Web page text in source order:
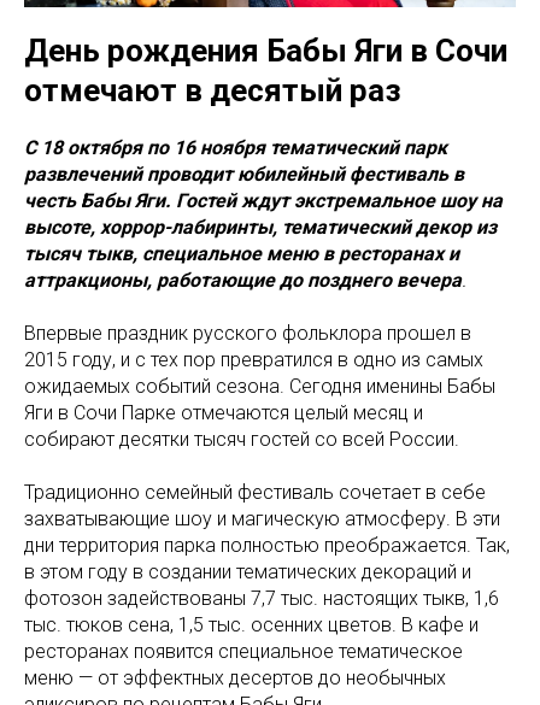
День рождения Бабы Яги в Сочи
отмечают в десятый раз
С 18 октября по 16 ноября тематический парк
развлечений проводит юбилейный фестиваль в
честь Бабы Яги. Гостей ждут экстремальное шоу на
высоте, хоррор-лабиринты, тематический декор из
тысяч тыкв, специальное меню в ресторанах и
аттракционы, работающие до позднего вечера.
Впервые праздник русского фольклора прошел в
2015 году, и с тех пор превратился в одно из самых
ожидаемых событий сезона. Сегодня именины Бабы
Яги в Сочи Парке отмечаются целый месяц и
собирают десятки тысяч гостей со всей России.
Традиционно семейный фестиваль сочетает в себе
захватывающие шоу и магическую атмосферу. В эти
дни территория парка полностью преображается. Так,
в этом году в создании тематических декораций и
фотозон задействованы 7,7 тыс. настоящих тыкв, 1,6
тыс. тюков сена, 1,5 тыс. осенних цветов. В кафе и
ресторанах появится специальное тематическое
меню — от эффектных десертов до необычных